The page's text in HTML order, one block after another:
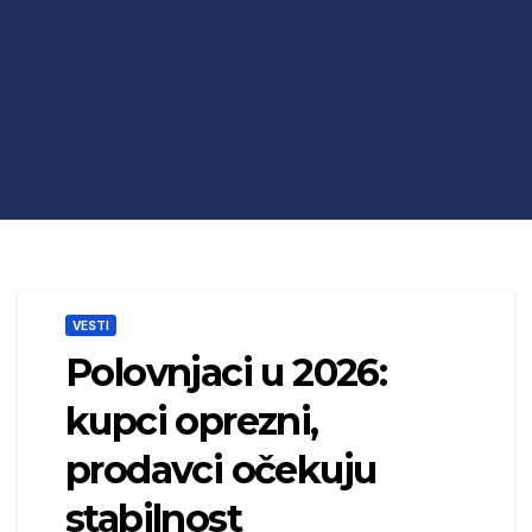
VESTI
Polovnjaci u 2026:
kupci oprezni,
prodavci očekuju
stabilnost